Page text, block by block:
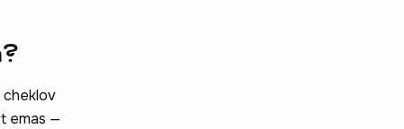
cheklov
emas —